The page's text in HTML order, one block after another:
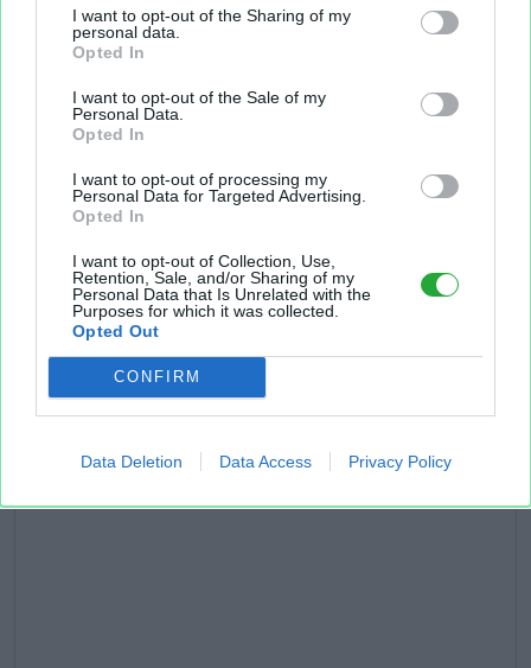
I want to opt-out of the Sharing of my
personal data.
Opted In
I want to opt-out of the Sale of my
Personal Data.
Opted In
I want to opt-out of processing my
Personal Data for Targeted Advertising.
Opted In
I want to opt-out of Collection, Use,
Retention, Sale, and/or Sharing of my
Personal Data that Is Unrelated with the
Purposes for which it was collected.
Opted Out
CONFIRM
Data Deletion Data Access Privacy Policy